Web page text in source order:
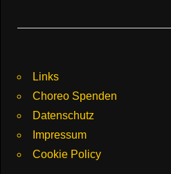
Links
Choreo Spenden
Datenschutz
Impressum
Cookie Policy